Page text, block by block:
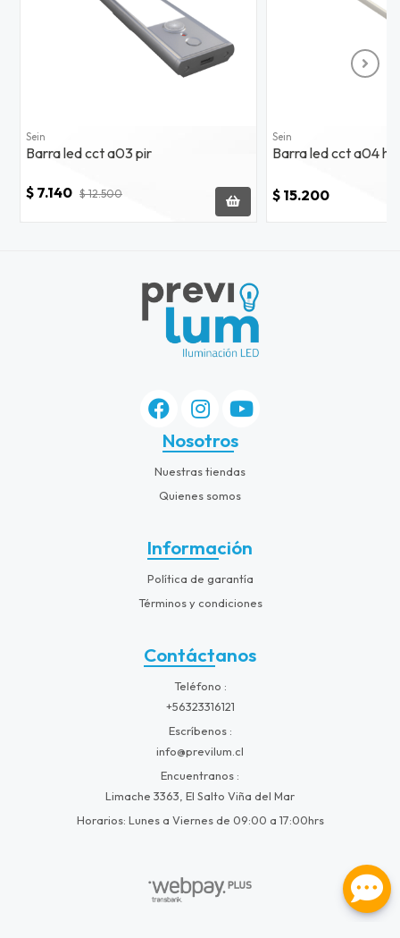
Sein
Barra led cct a03 pir
$ 7.140 $ 12.500
Sein
Barra led cct a04 hw
$ 15.200
Nosotros
Nuestras tiendas
Quienes somos
Información
Política de garantía
Términos y condiciones
Contáctanos
Teléfono
+56323316121
Escríbenos
info@previlum.cl
Encuentranos
Limache 3363, El Salto Viña del Mar
Horarios: Lunes a Viernes de 09:00 a 17:00hrs